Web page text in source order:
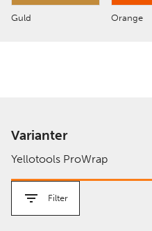
Guld Orange
Varianter
Yellotools ProWrap
Filter